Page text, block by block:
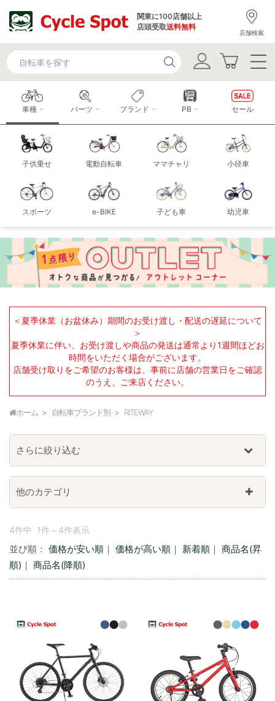
関東に100店舗以上
店頭受取送料無料
店舗検索
車種
子供乗せ 電動自転車 ママチャリ 小径車
スポーツ e-BIKE 子ども車 幼児車
パーツ ブランド PB セール
＜夏季休業（お盆休み）期間のお受け渡し・配送の遅延について
＞
夏季休業に伴い、お受け渡しや商品の発送は通常より1週間ほどお
時間をいただく場合がございます。
店舗受け取りをご希望のお客様は、事前に店舗の営業日をご確認
のうえ、ご来店ください。
ホーム 自転車ブランド別 RITEWAY
4件中 1件～4件表示
並び順： 価格が安い順 ｜ 価格が高い順 ｜ 新着順 ｜ 商品名(昇
順) ｜ 商品名(降順)
さらに絞り込む
他のカテゴリ